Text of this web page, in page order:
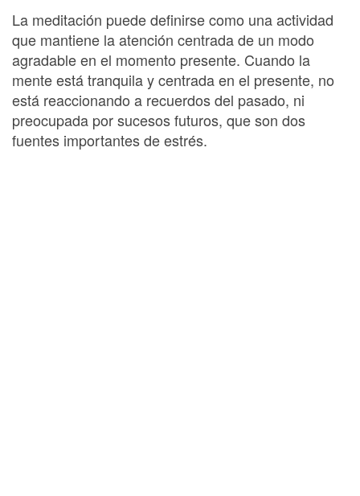
La meditación puede definirse como una actividad
que mantiene la atención centrada de un modo
agradable en el momento presente. Cuando la
mente está tranquila y centrada en el presente, no
está reaccionando a recuerdos del pasado, ni
preocupada por sucesos futuros, que son dos
fuentes importantes de estrés.